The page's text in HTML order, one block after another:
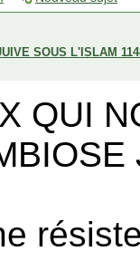
SOUS L'ISLAM
QUI